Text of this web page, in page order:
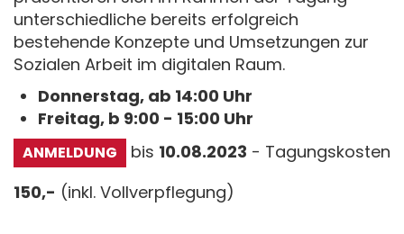
unterschiedliche bereits erfolgreich
bestehende Konzepte und Umsetzungen zur
Sozialen Arbeit im digitalen Raum.
Donnerstag, ab 14:00 Uhr
Freitag, b 9:00 - 15:00 Uhr
ANMELDUNG bis 10.08.2023 - Tagungskosten
150,- (inkl. Vollverpflegung)